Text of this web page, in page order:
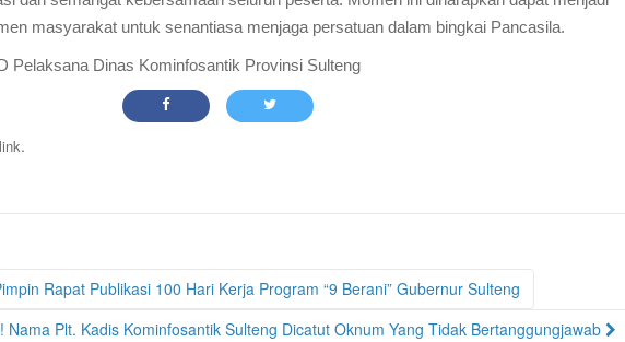
masyarakat untuk senantiasa menjaga persatuan dalam bingkai Pancasila.
Pelaksana Dinas Kominfosantik Provinsi Sulteng
.
Rapat Publikasi 100 Hari Kerja Program “9 Berani” Gubernur Sulteng
Nama Plt. Kadis Kominfosantik Sulteng Dicatut Oknum Yang Tidak Bertanggungjawab